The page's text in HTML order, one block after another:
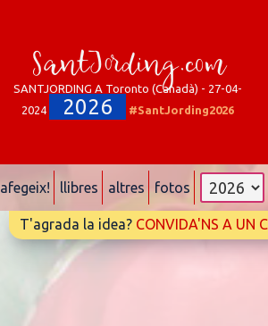
SantJording.com
SANTJORDING A Toronto (Canadà) - 27-04-
2024
2026 #SantJording2026
afegeix! llibres altres fotos
T'agrada la idea? CONVIDA'NS A UN